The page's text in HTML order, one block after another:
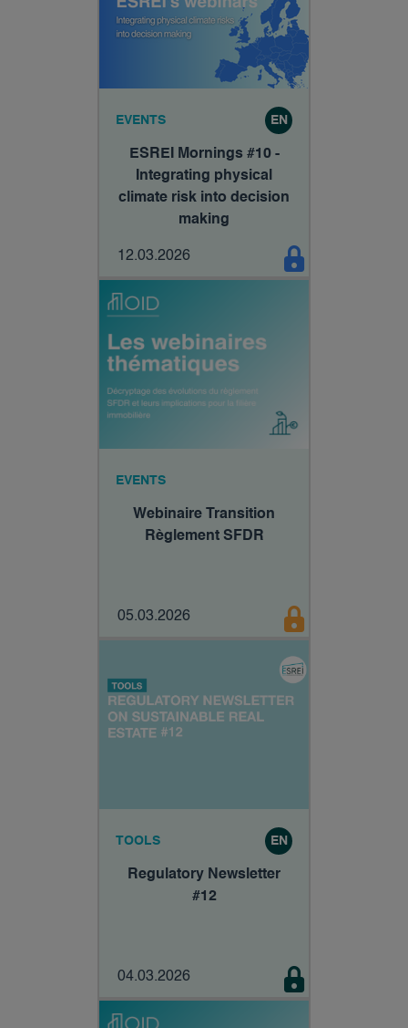
EVENTS EN
ESREI Mornings #10 -
Integrating physical
climate risk into decision
making
12.03.2026
EVENTS
Webinaire Transition
Règlement SFDR
05.03.2026
TOOLS EN
Regulatory Newsletter
#12
04.03.2026